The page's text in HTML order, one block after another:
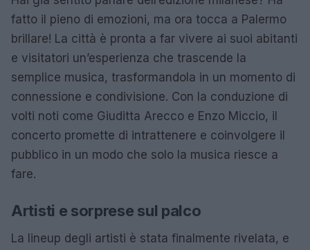
fatto il pieno di emozioni, ma ora tocca a Palermo
brillare! La città è pronta a far vivere ai suoi abitanti
e visitatori un’esperienza che trascende la
semplice musica, trasformandola in un momento di
connessione e condivisione. Con la conduzione di
volti noti come Giuditta Arecco e Enzo Miccio, il
concerto promette di intrattenere e coinvolgere il
pubblico in un modo che solo la musica riesce a
fare.
Artisti e sorprese sul palco
La lineup degli artisti è stata finalmente rivelata, e